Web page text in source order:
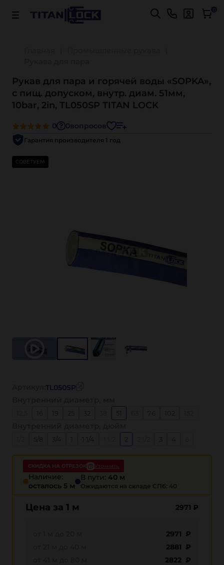
Важно! Для оплаты заказов Подробнее 0
Рукав для пара и горячей воды «SOPKA»,
с пищ. допуском, внутр. диам. 51мм,
10bar, 2in, TL050SP TITAN LOCK
0 0вопросов
Гарантия производителя 1 год
СОВЕТУЕМ
СКИДКА НА ОТРЕЗОК Уточнить
Наличие:
осталось 5 м
В пути: 40 м
Ожидаются на складе СПб: 40
Цена за 1 м 2971 ₽
2971 ₽
2881 ₽
2822 ₽
TL050SP
16 32 76
5/8 3/4 3